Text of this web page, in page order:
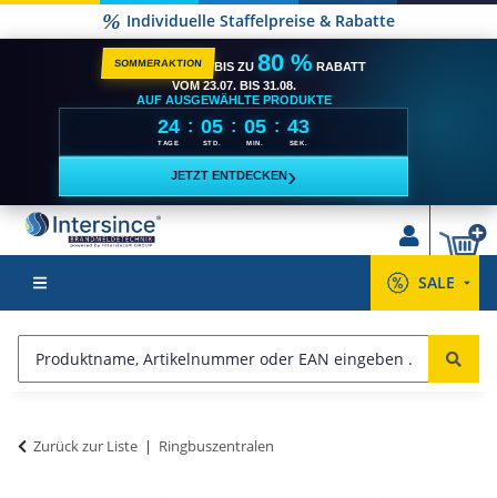
Individuelle Staffelpreise & Rabatte
SOMMERAKTION BIS ZU 80 % RABATT
VOM 23.07. BIS 31.08.
AUF AUSGEWÄHLTE PRODUKTE
24
TAGE
: 05
STD.
: 05
MIN.
: 42
SEK.
JETZT ENTDECKEN ›
SALE
Zurück zur Liste Ringbuszentralen